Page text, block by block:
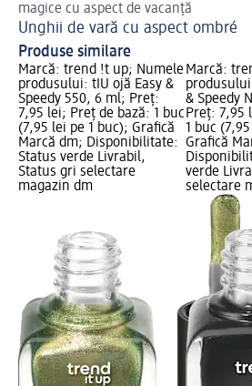
magice cu aspect de vacanță
Unghii de vară cu aspect ombré
Produse similare
Marcă: trend !t up; Numele
produsului: tIU ojă Easy &
Speedy 550, 6 ml; Preț:
7,95 lei; Preț de bază: 1 buc
(7,95 lei pe 1 buc); Grafică
Marcă dm; Disponibilitate:
Status verde Livrabil,
Status gri selectare
magazin dm
Marcă:
& Speedy
Preț: 7,95
1 buc
Grafică
verde
selectare